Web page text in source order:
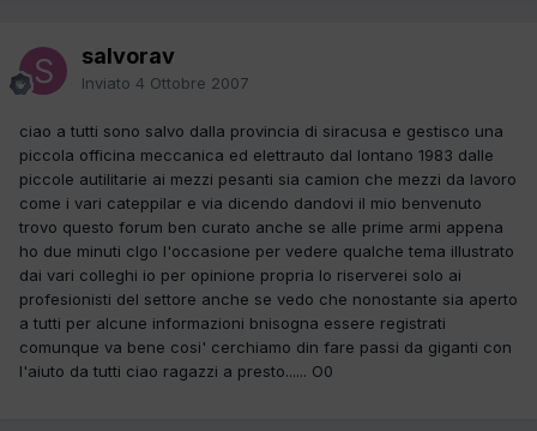
salvorav
Inviato 4 Ottobre 2007
ciao a tutti sono salvo dalla provincia di siracusa e gestisco una
piccola officina meccanica ed elettrauto dal lontano 1983 dalle
piccole autilitarie ai mezzi pesanti sia camion che mezzi da lavoro
come i vari cateppilar e via dicendo dandovi il mio benvenuto
trovo questo forum ben curato anche se alle prime armi appena
ho due minuti clgo l'occasione per vedere qualche tema illustrato
dai vari colleghi io per opinione propria lo riserverei solo ai
profesionisti del settore anche se vedo che nonostante sia aperto
a tutti per alcune informazioni bnisogna essere registrati
comunque va bene cosi' cerchiamo din fare passi da giganti con
l'aiuto da tutti ciao ragazzi a presto...... O0